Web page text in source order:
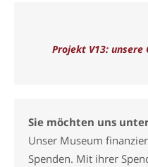
Projekt V13:
Sie möchten uns
Unser Museum
Spenden. Mit ihrer